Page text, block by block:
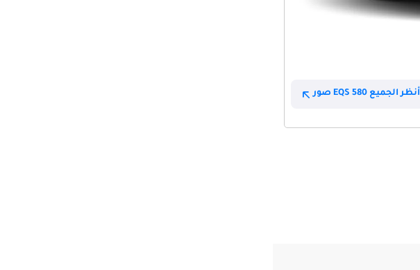
أنظر الجميع EQS 580 صور